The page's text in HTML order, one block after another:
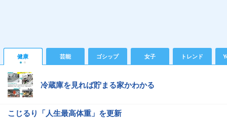
健康 芸能 ゴシップ 女子 トレンド
冷蔵庫を見れば貯まる家かわかる
こじるり「人生最高体重」を更新